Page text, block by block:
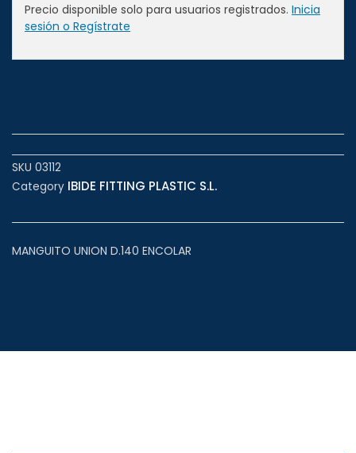
Precio disponible solo para usuarios registrados. Inicia
sesión o Regístrate
SKU 03112
Category IBIDE FITTING PLASTIC S.L.
MANGUITO UNION D.140 ENCOLAR